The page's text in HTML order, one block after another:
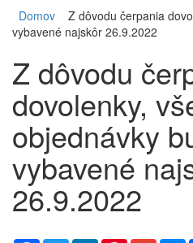
Domov
Z dôvodu čerpania
vybavené najskôr 26.9.2022
Z dôvodu
dovolenky,
objednávky
vybavené
26.9.2022